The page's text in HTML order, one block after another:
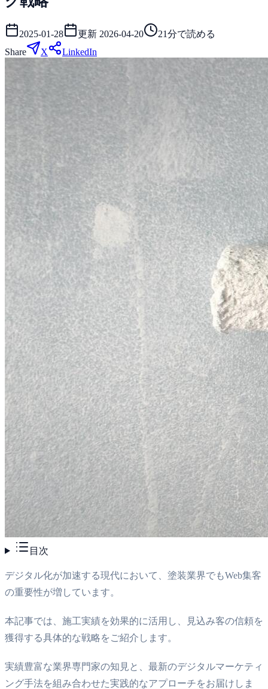
2025-01-28 更新 2026-04-20 21分で読める
Share
X LinkedIn
目次
デジタル化が加速する現代において、塗装業界でもWeb集客
の重要性が増しています。
本記事では、施工実績を効果的に活用し、見込み客の信頼を
獲得する具体的な戦略をご紹介します。
実績豊富な業界専門家の知見と、最新のデジタルマーケティ
ング手法を組み合わせた実践的なアプローチをお届けしま